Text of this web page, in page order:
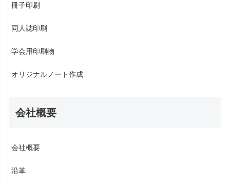
冊子印刷
同人誌印刷
学会用印刷物
オリジナルノート作成
会社概要
会社概要
沿革